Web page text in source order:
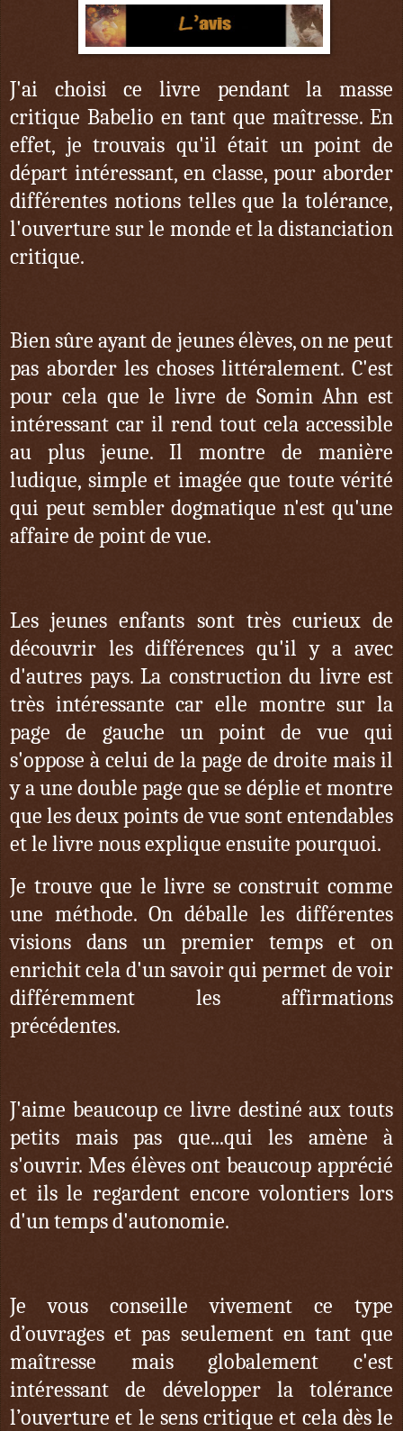
J'ai choisi ce livre pendant la masse
critique Babelio en tant que maîtresse. En
effet, je trouvais qu'il était un point de
départ intéressant, en classe, pour aborder
différentes notions telles que la tolérance,
l'ouverture sur le monde et la distanciation
critique.
Bien sûre ayant de jeunes élèves, on ne peut
pas aborder les choses littéralement. C'est
pour cela que le livre de Somin Ahn est
intéressant car il rend tout cela accessible
au plus jeune. Il montre de manière
ludique, simple et imagée que toute vérité
qui peut sembler dogmatique n'est qu'une
affaire de point de vue.
Les jeunes enfants sont très curieux de
découvrir les différences qu'il y a avec
d'autres pays. La construction du livre est
très intéressante car elle montre sur la
page de gauche un point de vue qui
s'oppose à celui de la page de droite mais il
y a une double page que se déplie et montre
que les deux points de vue sont entendables
et le livre nous explique ensuite pourquoi.
Je trouve que le livre se construit comme
une méthode. On déballe les différentes
visions dans un premier temps et on
enrichit cela d'un savoir qui permet de voir
différemment les affirmations
précédentes.
J'aime beaucoup ce livre destiné aux touts
petits mais pas que...qui les amène à
s'ouvrir. Mes élèves ont beaucoup apprécié
et ils le regardent encore volontiers lors
d'un temps d'autonomie.
Je vous conseille vivement ce type
d’ouvrages et pas seulement en tant que
maîtresse mais globalement c'est
intéressant de développer la tolérance
l’ouverture et le sens critique et cela dès le